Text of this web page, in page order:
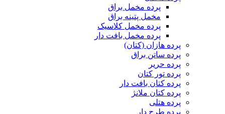
پرده مخمل براق
مخمل پتینه براق
پرده مخمل کلاسیک
پرده مخمل بافت دار
پرده هازان (کتان)
پرده ساتن براق
پرده حریر
پرده تور کتان
پرده کتان بافت دار
پرده کتان ملانژ
پرده هتلی
پرده طرح دار